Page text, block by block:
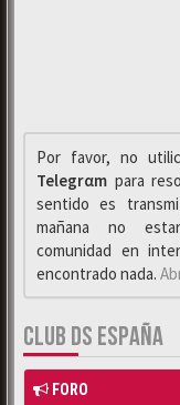
Por favor, no
Telegrαm para
sentido es
mañana no
comunidad en
encontrado nada.
CLUB DS ESPAÑA
FORO